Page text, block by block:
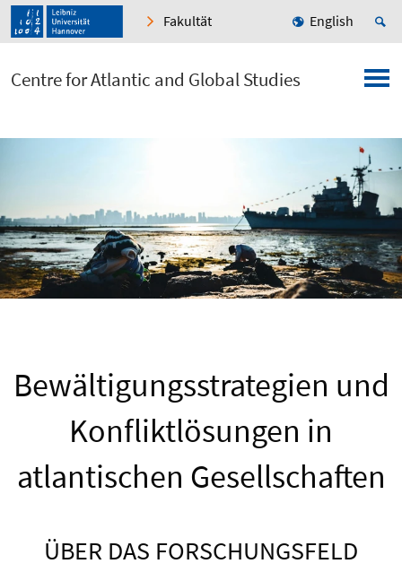
Fakultät English
Centre for Atlantic and Global Studies
Bewältigungsstrategien und
Konfliktlösungen in
atlantischen Gesellschaften
ÜBER DAS FORSCHUNGSFELD